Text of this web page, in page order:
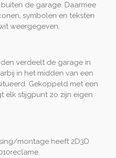
de garage. Daarmee
symbolen en teksten
weergegeven.
verdeelt de garage in
in het midden van een
Gekoppeld met een
elk stijgpunt zo zijn eigen
montage heeft 2D3D